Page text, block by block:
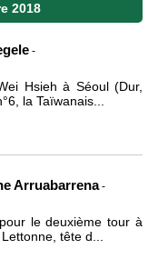
2018
-
Hsieh à Séoul (Dur,
la Taïwanais...
Arruabarrena -
le deuxième tour à
tête d...